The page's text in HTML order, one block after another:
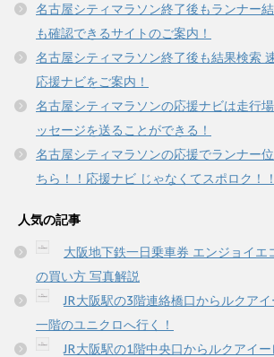
名古屋シティマラソン終了後もランナー
も確認できるサイトのご案内！
名古屋シティマラソン終了後も結果検索
応援ナビをご案内！
名古屋シティマラソンの応援ナビは走行
ッセージを送ることができる！
名古屋シティマラソンの応援でランナー
ちら！！応援ナビ じゃなくてスポロク！！
人気の記事
大阪地下鉄一日乗車券 エンジョイエ
の買い方 写真解説
JR大阪駅の3階連絡橋口からルクア
一階のユニクロへ行く！
JR大阪駅の1階中央口からルクアイ